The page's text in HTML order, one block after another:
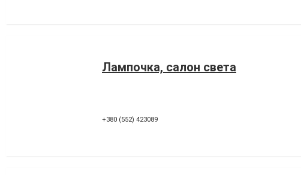
Лампочка, салон света
+380 (552) 423089